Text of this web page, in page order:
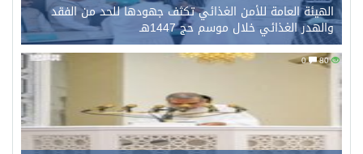
الهيئة العامة للأمن الغذائي تكثف جهودها للحد من الفقد
والهدر الغذائي خلال موسم حج 1447هـ
80
0